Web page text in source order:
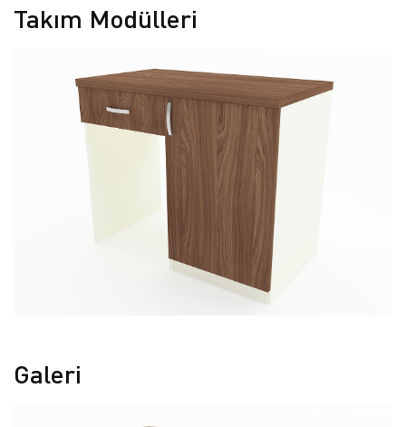
Takım Modülleri
Galeri